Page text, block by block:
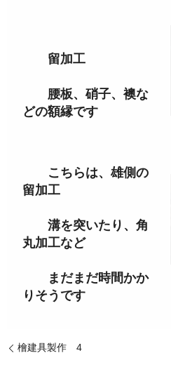
留加工
腰板、硝子、襖な
どの額縁です
こちらは、雄側の
留加工
溝を突いたり、角
丸加工など
まだまだ時間かか
りそうです
檜建具製作 4